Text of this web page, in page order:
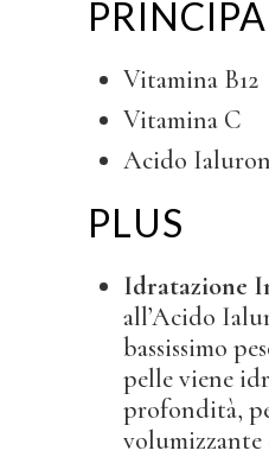
Vitamina B12
Vitamina C
Acido
PLUS
Idratazione
all’Acido
bassissimo
pelle viene
profondità,